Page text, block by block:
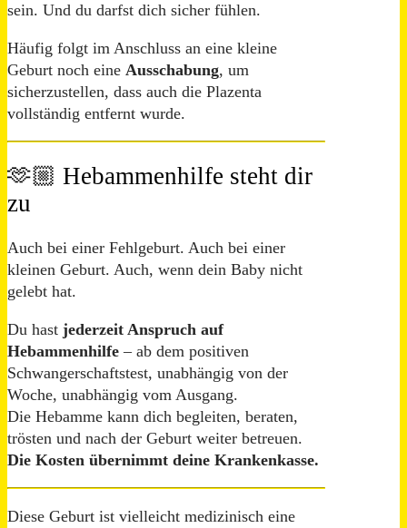
sein. Und du darfst dich sicher fühlen.
Häufig folgt im Anschluss an eine kleine
Geburt noch eine Ausschabung, um
sicherzustellen, dass auch die Plazenta
vollständig entfernt wurde.
🫶🏼 Hebammenhilfe steht dir
zu
Auch bei einer Fehlgeburt. Auch bei einer
kleinen Geburt. Auch, wenn dein Baby nicht
gelebt hat.
Du hast jederzeit Anspruch auf
Hebammenhilfe – ab dem positiven
Schwangerschaftstest, unabhängig von der
Woche, unabhängig vom Ausgang.
Die Hebamme kann dich begleiten, beraten,
trösten und nach der Geburt weiter betreuen.
Die Kosten übernimmt deine Krankenkasse.
Diese Geburt ist vielleicht medizinisch eine